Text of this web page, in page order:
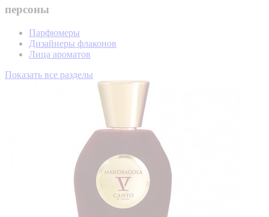
персоны
Парфюмеры
Дизайнеры флаконов
Лица ароматов
Показать все разделы